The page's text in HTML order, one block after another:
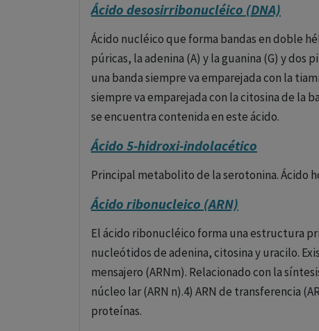
Ácido desosirribonucléico (DNA)
Ácido nucléico que forma bandas en doble
púricas, la adenina (A) y la guanina (G) y dos
una banda siempre va emparejada con la
siempre va emparejada con la citosina de la
se encuentra contenida en este ácido.
Ácido 5-hidroxi-indolacético
Principal metabolito de la serotonina. Ácido
Ácido ribonucleico (ARN)
El ácido ribonucléico forma una estructura
nucleótidos de adenina, citosina y uracilo.
mensajero (ARNm). Relacionado con la
núcleo lar (ARN n).4) ARN de transferencia
proteínas.